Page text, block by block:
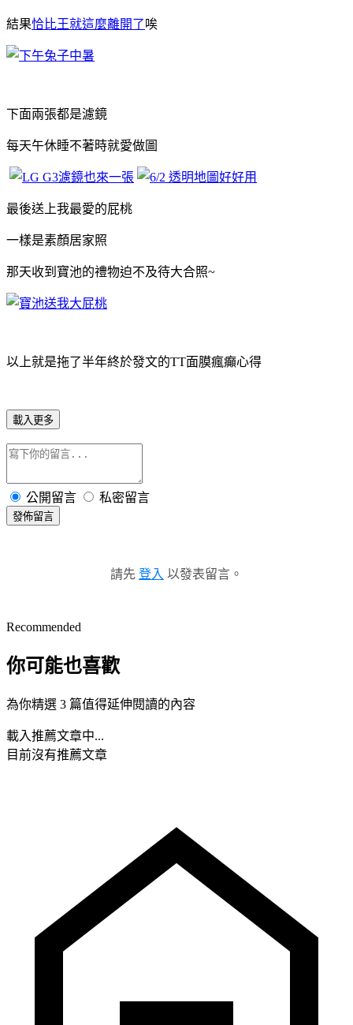
結果恰比王就這麼離開了唉
下面兩張都是濾鏡
每天午休睡不著時就愛做圖
最後送上我最愛的屁桃
一樣是素顏居家照
那天收到寶池的禮物迫不及待大合照~
以上就是拖了半年終於發文的TT面膜瘋癲心得
載入更多
公開留言 私密留言
發佈留言
請先 登入 以發表留言。
Recommended
你可能也喜歡
為你精選 3 篇值得延伸閱讀的內容
載入推薦文章中...
目前沒有推薦文章